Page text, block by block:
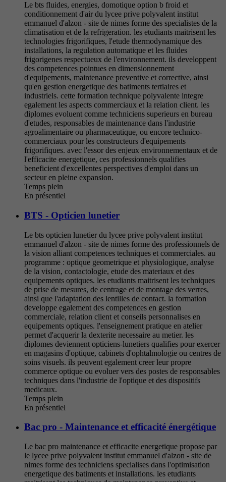
Le bts fluides, energies, domotique option b froid et
conditionnement d'air du lycee prive polyvalent institut
emmanuel d'alzon - site de nimes forme des specialistes de la
climatisation et de la refrigeration. les etudiants maitrisent les
technologies frigorifiques, l'etude thermodynamique des
installations, la regulation automatique et les fluides
frigorigenes respectueux de l'environnement. ils developpent
des competences pointues en dimensionnement
d'equipements, maintenance preventive et corrective, ainsi
qu'en gestion energetique des batiments tertiaires et
industriels. cette formation technique polyvalente integre
egalement les aspects commerciaux et la relation client. les
diplomes evoluent comme techniciens superieurs en bureau
d'etudes, responsables de maintenance dans l'industrie
agroalimentaire ou pharmaceutique, ou encore technico-
commerciaux pour les constructeurs d'equipements
frigorifiques. avec l'essor des enjeux environnementaux et de
l'efficacite energetique, ces professionnels qualifies
beneficient d'excellentes perspectives d'emploi dans un
secteur en pleine expansion.
Temps plein
En présentiel
BTS - Opticien lunetier
Le bts opticien lunetier du lycee prive polyvalent institut
emmanuel d'alzon - site de nimes forme des professionnels de
la vision alliant competences techniques et commerciales. au
programme : optique geometrique et physiologique, analyse
de la vision, contactologie, etude des materiaux et des
equipements optiques. les etudiants maitrisent les techniques
de prise de mesures, de centrage et de montage des verres,
ainsi que l'adaptation des lentilles de contact. la formation
developpe egalement des competences en gestion
commerciale, relation client et conseils personnalises en
equipements optiques. l'enseignement pratique en atelier
permet d'acquerir la dexterite necessaire au metier. les
diplomes deviennent opticiens-lunetiers qualifies pour exercer
en magasins d'optique, cabinets d'ophtalmologie ou centres de
soins visuels. ils peuvent egalement creer leur propre
commerce optique ou evoluer vers des postes de responsables
techniques dans l'industrie de l'optique et des dispositifs
medicaux.
Temps plein
En présentiel
Bac pro - Maintenance et efficacité énergétique
Le bac pro maintenance et efficacite energetique propose par
le lycee prive polyvalent institut emmanuel d'alzon - site de
nimes forme des techniciens specialises dans l'optimisation
energetique des batiments et installations. les etudiants